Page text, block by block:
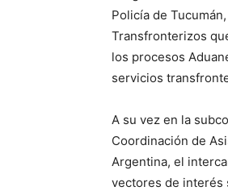
Policía de
Transfronterizos
los procesos
servicios
A su vez en la
Coordinación de
Argentina, el
vectores de interés